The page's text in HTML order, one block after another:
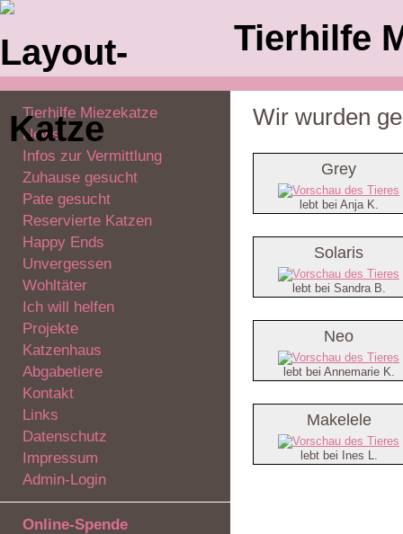
Tierhilfe
Tierhilfe Miezekatze
News
Infos zur Vermittlung
Zuhause gesucht
Pate gesucht
Reservierte Katzen
Happy Ends
Unvergessen
Wohltäter
Ich will helfen
Projekte
Katzenhaus
Abgabetiere
Kontakt
Links
Datenschutz
Impressum
Admin-Login
Online-Spende
Wir wurden
Grey
lebt bei Anja K.
Solaris
lebt bei Sandra B.
Neo
lebt bei Annemarie K.
Makelele
lebt bei Ines L.